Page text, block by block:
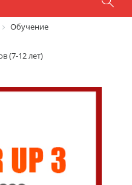
Обучение
(7-12 лет)